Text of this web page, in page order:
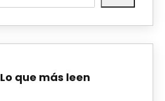
Lo que más leen